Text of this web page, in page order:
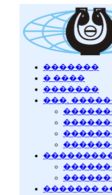
�������
� ����
�������
���.
�������